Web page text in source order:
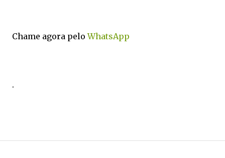
Chame agora peloWhatsApp
.